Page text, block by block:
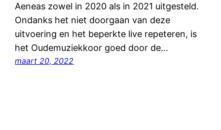
Aeneas zowel in 2020 als in 2021 uitgesteld.
Ondanks het niet doorgaan van deze
uitvoering en het beperkte live repeteren, is
het Oudemuziekkoor goed door de…
maart 20, 2022